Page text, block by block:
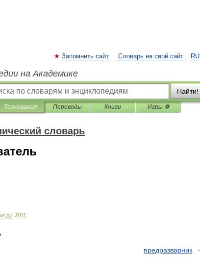
RU
Запомнить сайт Словарь на свой сайт
на Академике
Найти!
Толкования Переводы Книги Игры ⚽
словарь
.ру. 2011
предразварник